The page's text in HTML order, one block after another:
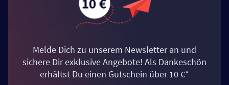
Melde Dich zu unserem Newsletter an und
sichere Dir exklusive Angebote! Als Dankeschön
erhältst Du einen Gutschein über 10 €*